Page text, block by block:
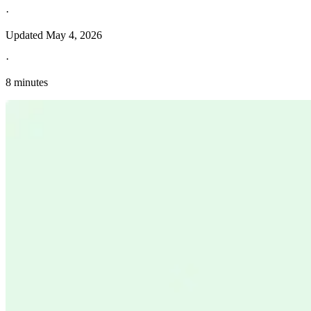
·
Updated May 4, 2026
·
8 minutes